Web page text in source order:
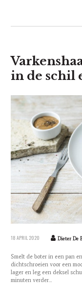
in de schil
18 APRIL 2020 Dieter De
Smelt de boter in een pan
dichtschroeien voor een
lager en leg een deksel
minuten verder...